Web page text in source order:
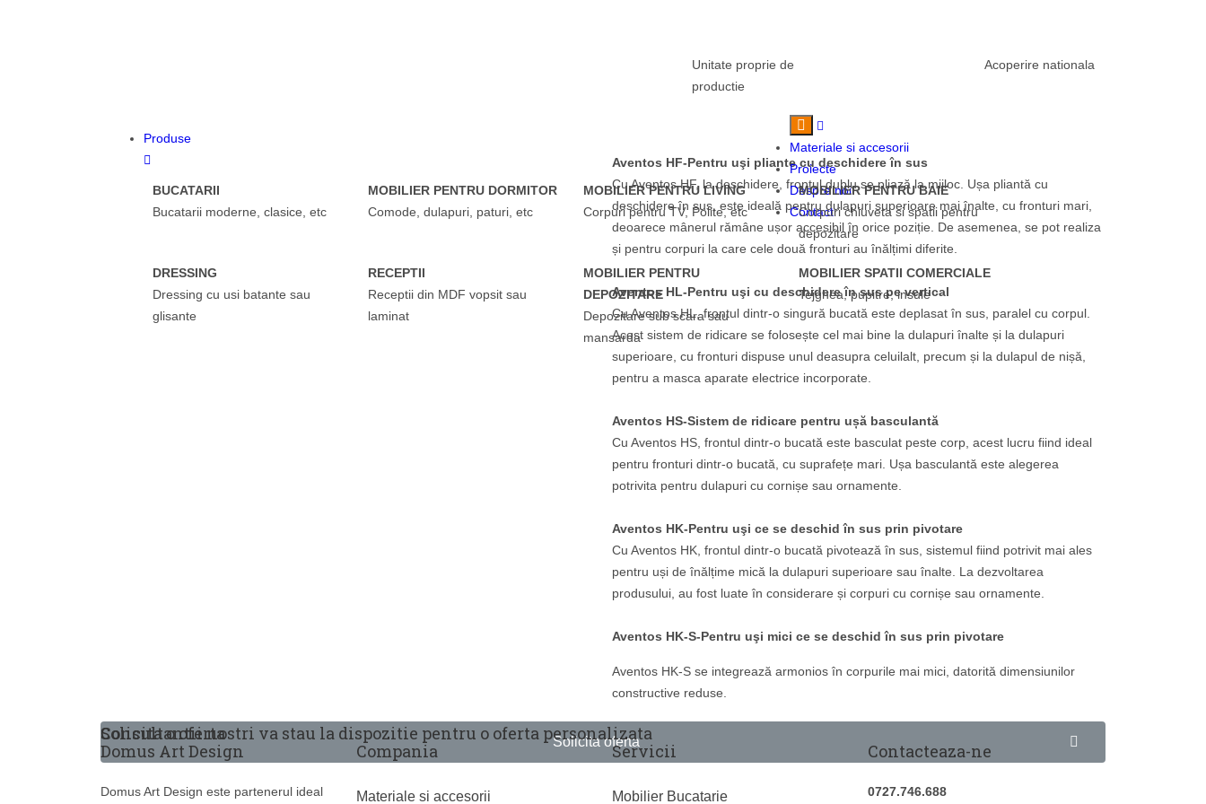
Unitate proprie de
productie
Acoperire nationala
Produse
BUCATARII
Bucatarii moderne, clasice, etc
MOBILIER PENTRU DORMITOR
Comode, dulapuri, paturi, etc
MOBILIER PENTRU LIVING
Corpuri pentru TV, Polite, etc
MOBILIER PENTRU BAIE
Corpuri chiuveta si spatii pentru
depozitare
DRESSING
Dressing cu usi batante sau
glisante
RECEPTII
Receptii din MDF vopsit sau
laminat
MOBILIER PENTRU
DEPOZITARE
Depozitare sub scara sau
mansarda
MOBILIER SPATII COMERCIALE
Tejghea, pupitre, insule
Materiale si accesorii
Proiecte
Despre noi
Contact
Aventos HF-Pentru uşi pliante cu deschidere în sus
Cu Aventos HF, la deschidere, frontul dublu se pliază la mijloc. Ușa pliantă cu
deschidere în sus, este ideală pentru dulapuri superioare mai înalte, cu fronturi mari,
deoarece mânerul rămâne ușor accesibil în orice poziție. De asemenea, se pot realiza
și pentru corpuri la care cele două fronturi au înălțimi diferite.
Aventos HL-Pentru uşi cu deschidere în sus pe vertical
Cu Aventos HL, frontul dintr-o singură bucată este deplasat în sus, paralel cu corpul.
Acest sistem de ridicare se folosește cel mai bine la dulapuri înalte și la dulapuri
superioare, cu fronturi dispuse unul deasupra celuilalt, precum și la dulapul de nișă,
pentru a masca aparate electrice incorporate.
Aventos HS-Sistem de ridicare pentru ușă basculantă
Cu Aventos HS, frontul dintr-o bucată este basculat peste corp, acest lucru fiind ideal
pentru fronturi dintr-o bucată, cu suprafețe mari. Ușa basculantă este alegerea
potrivita pentru dulapuri cu cornișe sau ornamente.
Aventos HK-Pentru uşi ce se deschid în sus prin pivotare
Cu Aventos HK, frontul dintr-o bucată pivotează în sus, sistemul fiind potrivit mai ales
pentru uși de înălțime mică la dulapuri superioare sau înalte. La dezvoltarea
produsului, au fost luate în considerare și corpuri cu cornișe sau ornamente.
Aventos HK-S-Pentru uşi mici ce se deschid în sus prin pivotare
Aventos HK-S se integrează armonios în corpurile mai mici, datorită dimensiunilor
constructive reduse.
Solicita oferta
Solicita o oferta
Consultantii nostri va stau la dispozitie pentru o oferta personalizata
Domus Art Design
Domus Art Design este partenerul ideal
Compania
Materiale si accesorii
Servicii
Mobilier Bucatarie
Contacteaza-ne
0727.746.688